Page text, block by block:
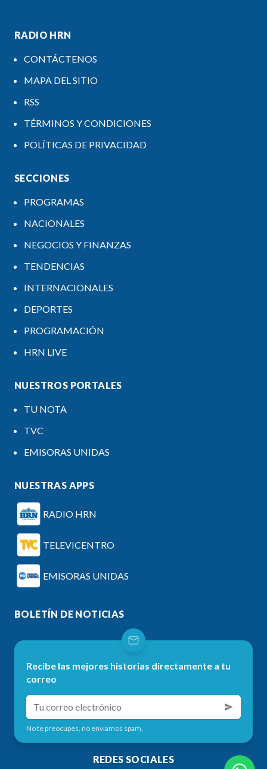
RADIO HRN
CONTÁCTENOS
MAPA DEL SITIO
RSS
TÉRMINOS Y CONDICIONES
POLÍTICAS DE PRIVACIDAD
SECCIONES
PROGRAMAS
NACIONALES
NEGOCIOS Y FINANZAS
TENDENCIAS
INTERNACIONALES
DEPORTES
PROGRAMACIÓN
HRN LIVE
NUESTROS PORTALES
TU NOTA
TVC
EMISORAS UNIDAS
NUESTRAS APPS
RADIO HRN
TELEVICENTRO
EMISORAS UNIDAS
BOLETÍN DE NOTICIAS
Recibe las mejores historias directamente a tu
correo
No te preocupes, no enviamos spam.
REDES SOCIALES